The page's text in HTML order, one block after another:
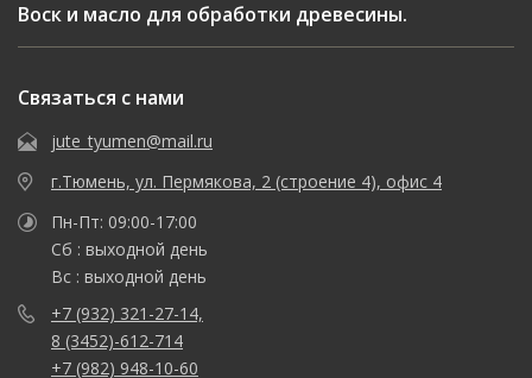
Воск и масло для обработки древесины.
Связаться с нами
jute_tyumen@mail.ru
г.Тюмень, ул. Пермякова, 2 (строение 4), офис 4
Пн-Пт: 09:00-17:00
Сб : выходной день
Вс : выходной день
+7 (932) 321-27-14,
8 (3452)-612-714
+7 (982) 948-10-60